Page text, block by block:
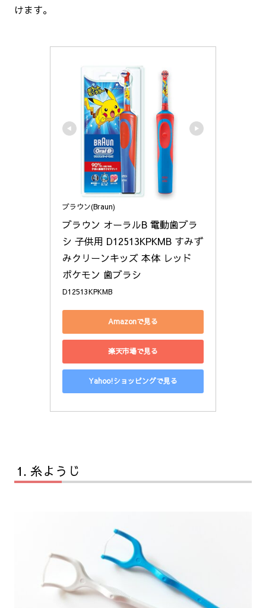
けます。
ブラウン(Braun)
ブラウン オーラルB 電動歯ブラ
シ 子供用 D12513KPKMB すみず
みクリーンキッズ 本体 レッド
ポケモン 歯ブラシ
D12513KPKMB
Amazonで見る
楽天市場で見る
Yahoo!ショッピングで見る
糸ようじ